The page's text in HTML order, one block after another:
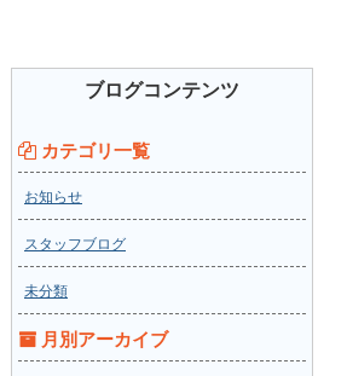
ブログコンテンツ
カテゴリ一覧
お知らせ
スタッフブログ
未分類
月別アーカイブ